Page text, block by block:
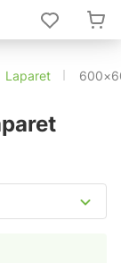
Laparet